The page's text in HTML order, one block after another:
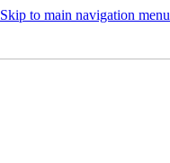
Skip to main navigation menu